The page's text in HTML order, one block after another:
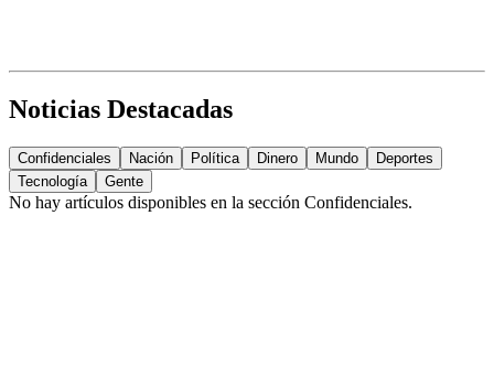
Noticias Destacadas
Confidenciales Nación Política Dinero Mundo
Deportes
Tecnología
Gente
No hay artículos disponibles en la sección Confidenciales.